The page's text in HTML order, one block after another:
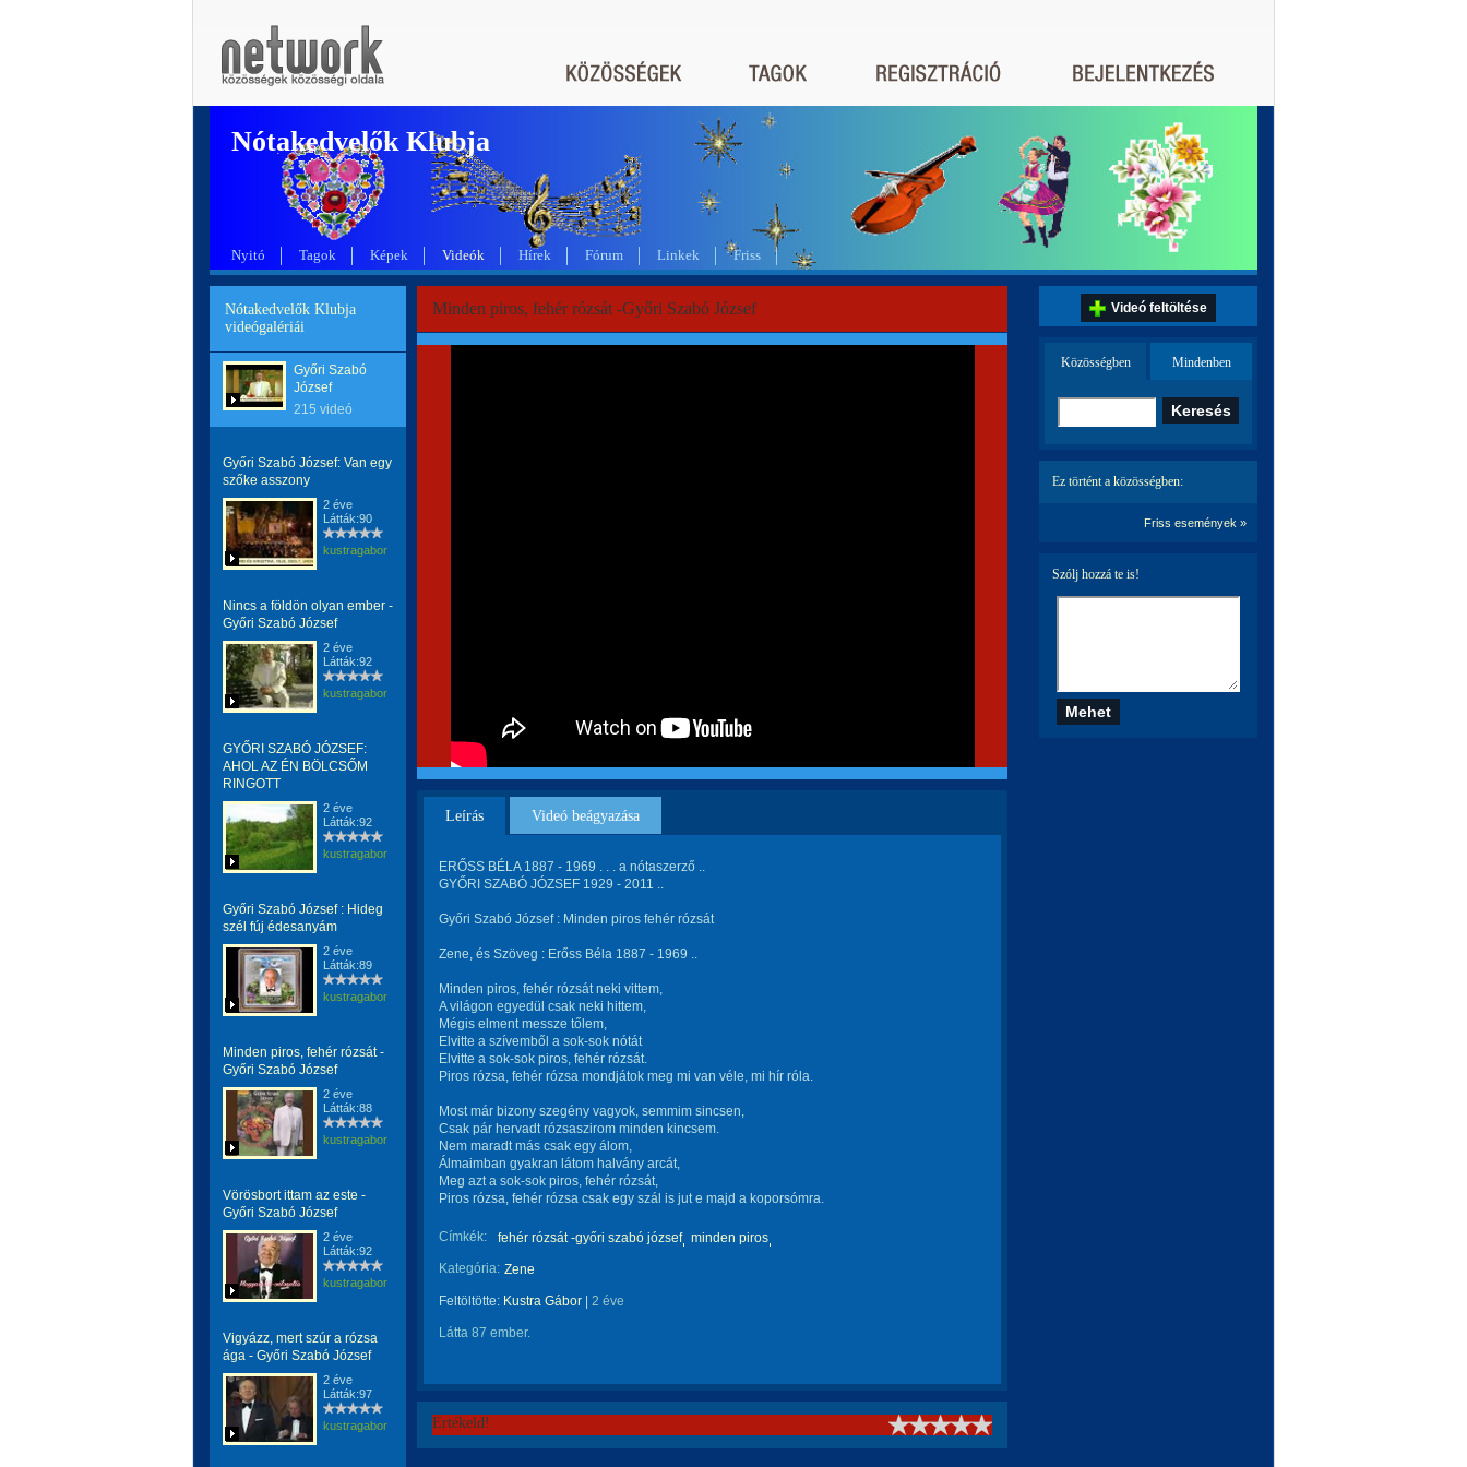
Nótakedvelők Klubja
Nyitó Tagok Képek Videók Hírek Fórum Linkek Friss
Nótakedvelők Klubja
videógalériái
Győri Szabó
József
215 videó
Győri Szabó József: Van egy
szőke asszony
2 éve
Látták:90
kustragabor
Nincs a földön olyan ember -
Győri Szabó József
2 éve
Látták:92
kustragabor
GYŐRI SZABÓ JÓZSEF:
AHOL AZ ÉN BÖLCSŐM
RINGOTT
2 éve
Látták:92
kustragabor
Győri Szabó József : Hideg
szél fúj édesanyám
2 éve
Látták:89
kustragabor
Minden piros, fehér rózsát -
Győri Szabó József
2 éve
Látták:88
kustragabor
Vörösbort ittam az este -
Győri Szabó József
2 éve
Látták:92
kustragabor
Vigyázz, mert szúr a rózsa
ága - Győri Szabó József
2 éve
Látták:97
kustragabor
Minden piros, fehér rózsát -Győri Szabó József
Leírás Videó beágyazása
ERŐSS BÉLA 1887 - 1969 . . . a nótaszerző ..
GYŐRI SZABÓ JÓZSEF 1929 - 2011 ..
Győri Szabó József : Minden piros fehér rózsát
Zene, és Szöveg : Erőss Béla 1887 - 1969 ..
Minden piros, fehér rózsát neki vittem,
A világon egyedül csak neki hittem,
Mégis elment messze tőlem,
Elvitte a szívemből a sok-sok nótát
Elvitte a sok-sok piros, fehér rózsát.
Piros rózsa, fehér rózsa mondjátok meg mi van véle, mi hír róla.
Most már bizony szegény vagyok, semmim sincsen,
Csak pár hervadt rózsaszirom minden kincsem.
Nem maradt más csak egy álom,
Álmaimban gyakran látom halvány arcát,
Meg azt a sok-sok piros, fehér rózsát,
Piros rózsa, fehér rózsa csak egy szál is jut e majd a koporsómra.
Címkék: fehér rózsát -győri szabó józsef minden piros
Kategória: Zene
Feltöltötte: Kustra Gábor 2 éve
Látta 87 ember.
Értékeld!
Videó feltöltése
Közösségben Mindenben
Ez történt a közösségben:
Friss események »
Szólj hozzá te is!